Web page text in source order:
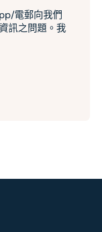
電郵向我們
訊之問題。我